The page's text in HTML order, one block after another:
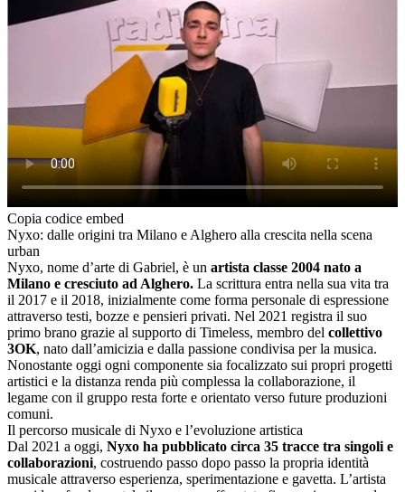
Copia codice embed
Nyxo: dalle origini tra Milano e Alghero alla crescita nella scena
urban
Nyxo, nome d’arte di Gabriel, è un artista classe 2004 nato a
Milano e cresciuto ad Alghero. La scrittura entra nella sua vita tra
il 2017 e il 2018, inizialmente come forma personale di espressione
attraverso testi, bozze e pensieri privati. Nel 2021 registra il suo
primo brano grazie al supporto di Timeless, membro del collettivo
3OK, nato dall’amicizia e dalla passione condivisa per la musica.
Nonostante oggi ogni componente sia focalizzato sui propri progetti
artistici e la distanza renda più complessa la collaborazione, il
legame con il gruppo resta forte e orientato verso future produzioni
comuni.
Il percorso musicale di Nyxo e l’evoluzione artistica
Dal 2021 a oggi, Nyxo ha pubblicato circa 35 tracce tra singoli e
collaborazioni, costruendo passo dopo passo la propria identità
musicale attraverso esperienza, sperimentazione e gavetta. L’artista